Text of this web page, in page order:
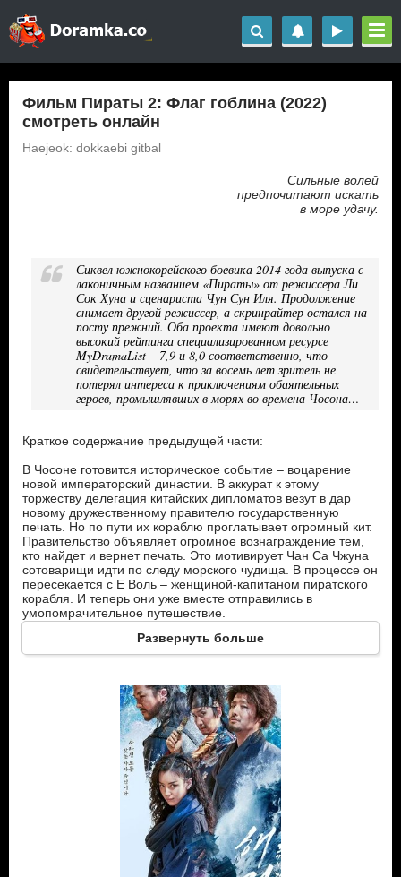
Фильм Пираты 2: Флаг гоблина (2022)
смотреть онлайн
Haejeok: dokkaebi gitbal
Сильные волей
предпочитают искать
в море удачу.
Сиквел южнокорейского боевика 2014 года выпуска с
лаконичным названием «Пираты» от режиссера Ли
Сок Хуна и сценариста Чун Сун Иля. Продолжение
снимает другой режиссер, а скринрайтер остался на
посту прежний. Оба проекта имеют довольно
высокий рейтинга специализированном ресурсе
MyDramaList – 7,9 и 8,0 соответственно, что
свидетельствует, что за восемь лет зритель не
потерял интереса к приключениям обаятельных
героев, промышлявших в морях во времена Чосона…
Краткое содержание предыдущей части:
В Чосоне готовится историческое событие – воцарение
новой императорский династии. В аккурат к этому
торжеству делегация китайских дипломатов везут в дар
новому дружественному правителю государственную
печать. Но по пути их кораблю проглатывает огромный кит.
Правительство объявляет огромное вознаграждение тем,
кто найдет и вернет печать. Это мотивирует Чан Са Чжуна
сотоварищи идти по следу морского чудища. В процессе он
пересекается с Е Воль – женщиной-капитаном пиратского
корабля. И теперь они уже вместе отправились в
умопомрачительное путешествие.
приключениями пиратского судна и его команды,
состоящей из оторванных головорезов, которые бороздят
океанские просторы, охотясь за сокровищами
императорского семейства, которые затонули.
У Му Чи – капитан пиратской команды, умудренный опытом
морской разбойник, знающий толк в жизни на борту
корабля. Ищет сокровища.
Кан Сеоб – правая рука У Му Чи. Такой же морской волк, с
теми же жизненными установками и целями.
Развернуть больше